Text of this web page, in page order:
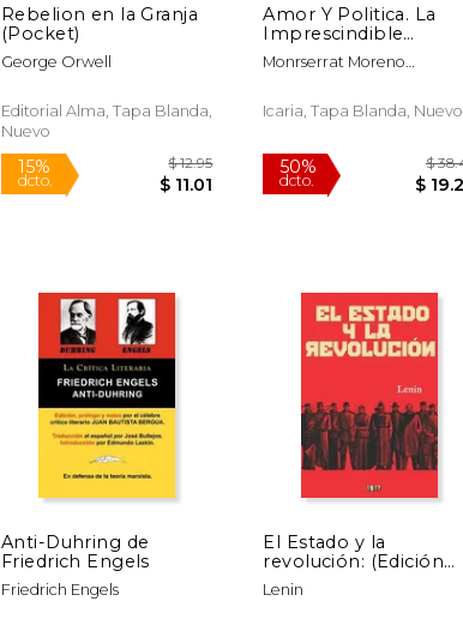
Rebelion en la Granja
(Pocket)
George Orwell
Editorial Alma, Tapa Blanda,
Nuevo
15%
dcto.
Amor Y Politica. La
Imprescindible
Sensibilidad De La
Politica (Más Madera)
Monrserrat Moreno
Icaria, Tapa Blanda, Nuevo
50%
dcto.
Anti-Duhring de
Friedrich Engels
Friedrich Engels
El Estado y la
revolución: (Edición
revisada y anotada)
Lenin